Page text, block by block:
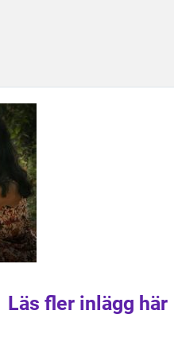
Läs fler inlägg här